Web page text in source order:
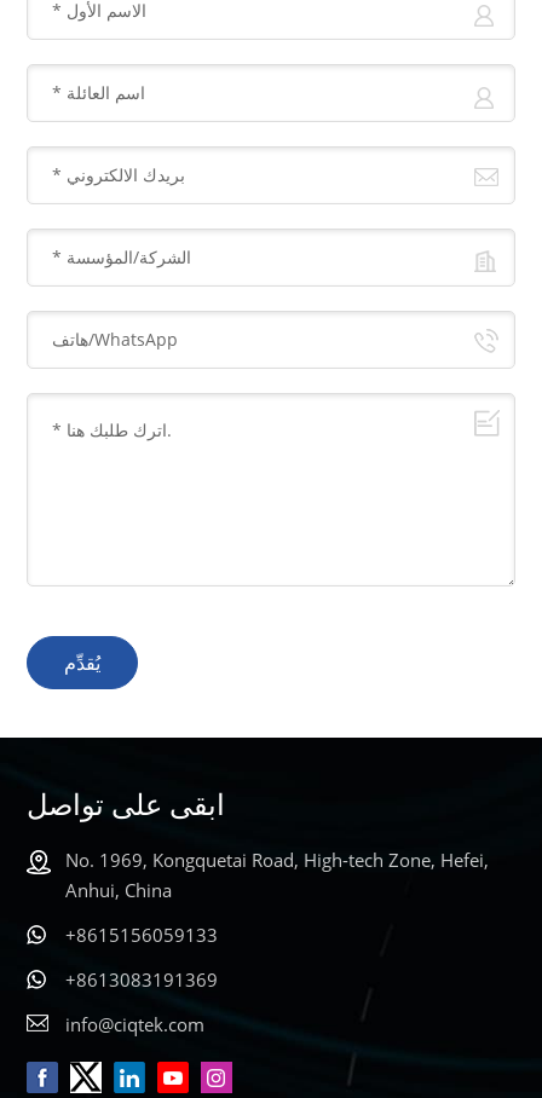
يُقدِّم
ابقى على تواصل
No. 1969, Kongquetai Road, High-tech Zone, Hefei,
Anhui, China
+8615156059133
+8613083191369
info@ciqtek.com